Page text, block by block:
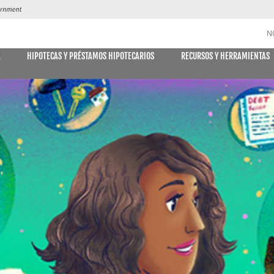
CUENTAS DE AHORRO y CD
Libreta de ahorro
Declaración Ahorro
Cuenta de Ahorro Kids Club
Cuentas del mercado monetario
Tipos actuales del mercado monetario
HIPOTECAS Y PRÉSTAMOS HIPOTECARIOS RECURSOS Y HERRAMIENTAS
E DECLARACIONES
PAGO